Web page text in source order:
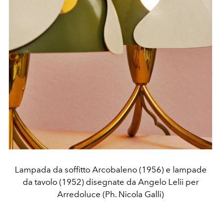
Lampada da soffitto Arcobaleno (1956) e lampade
da tavolo (1952) disegnate da Angelo Lelii per
Arredoluce (Ph. Nicola Galli)